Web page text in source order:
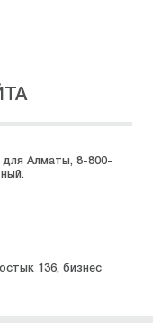
для Алматы, 8-800-
136, бизнес